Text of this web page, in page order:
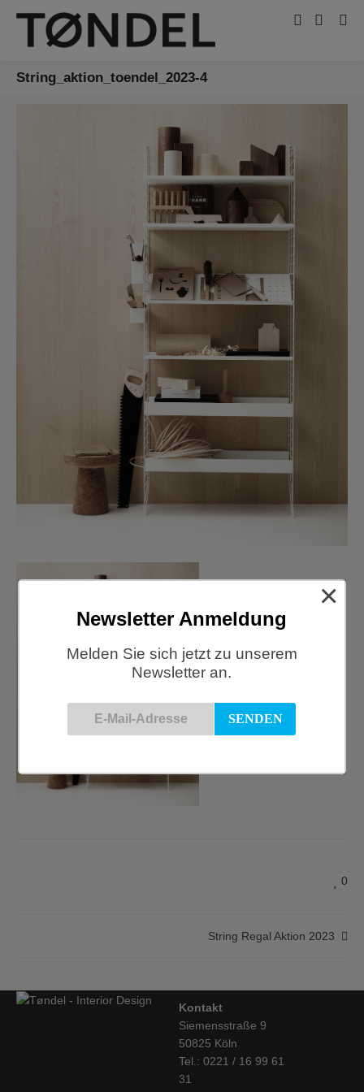
String_aktion_toendel_2023-4
0
String Regal Aktion 2023
Kontakt
Siemensstraße 9
50825 Köln
Tel.: 0221 / 16 99 61
31
Newsletter Anmeldung
Melden Sie sich jetzt zu unserem
Newsletter an.
×